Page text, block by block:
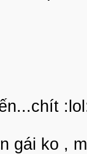
gái ko ,